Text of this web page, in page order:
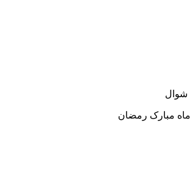
شوال
مبارک رمضان